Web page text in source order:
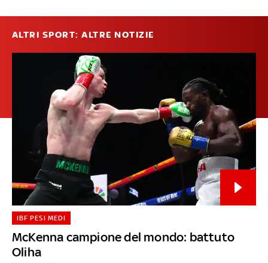
ALTRI SPORT: ALTRE NOTIZIE
McKenna campione del mondo: battuto
Oliha
IBF PESI MEDI